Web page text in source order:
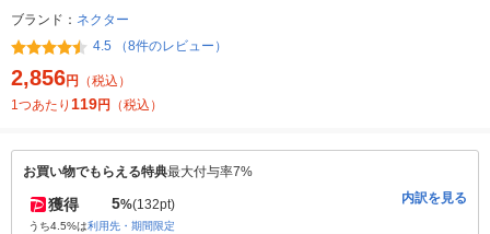
ブランド： ネクター
4.5 （8件のレビュー）
2,856円
（税込）
1つあたり 119円 （税込）
お買い物でもらえる特典最大付与率7%
獲得 5%(132pt)
うち4.5%は利用先・期間限定
内訳を見る